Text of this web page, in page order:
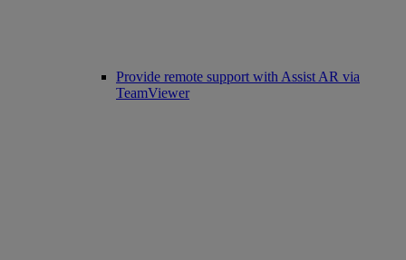
Provide remote support with Assist AR via
TeamViewer